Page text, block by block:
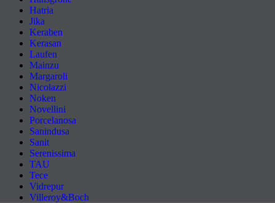
Hatria
Jika
Keraben
Kerasan
Laufen
Mainzu
Margaroli
Nicolazzi
Noken
Novellini
Porcelanosa
Sanindusa
Sanit
Serenissima
TAU
Tece
Vidrepur
Villeroy&Boch